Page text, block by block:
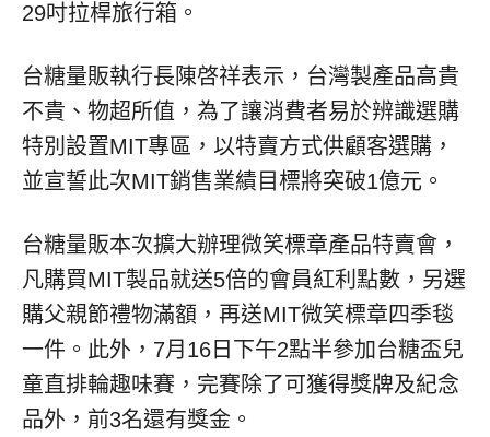
29吋拉桿旅行箱。
台糖量販執行長陳啓祥表示，台灣製產品高貴
不貴、物超所值，為了讓消費者易於辨識選購
特別設置MIT專區，以特賣方式供顧客選購，
並宣誓此次MIT銷售業績目標將突破1億元。
台糖量販本次擴大辦理微笑標章產品特賣會，
凡購買MIT製品就送5倍的會員紅利點數，另選
購父親節禮物滿額，再送MIT微笑標章四季毯
一件。此外，7月16日下午2點半參加台糖盃兒
童直排輪趣味賽，完賽除了可獲得獎牌及紀念
品外，前3名還有獎金。